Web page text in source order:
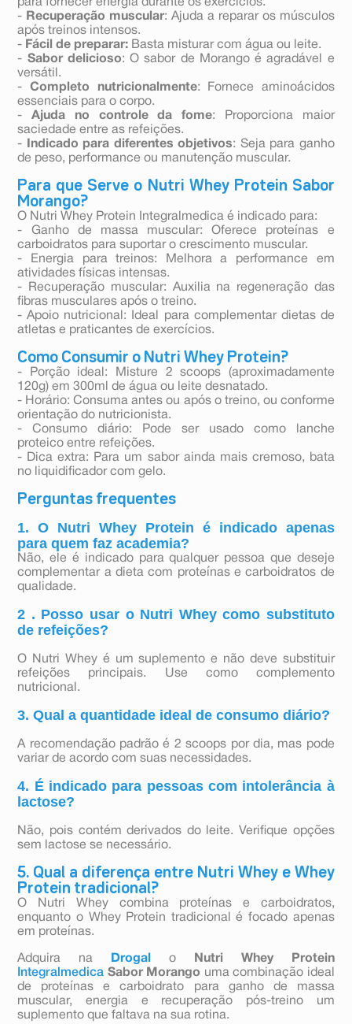
para fornecer energia durante os exercícios.
- Recuperação muscular: Ajuda a reparar os músculos
após treinos intensos.
- Fácil de preparar: Basta misturar com água ou leite.
- Sabor delicioso: O sabor de Morango é agradável e
versátil.
- Completo nutricionalmente: Fornece aminoácidos
essenciais para o corpo.
-Ajuda no controle da fome: Proporciona maior
saciedade entre as refeições.
-
Indicado para diferentes objetivos: Seja para ganho
de peso, performance ou manutenção muscular.
Para que Serve o Nutri Whey Protein Sabor
Morango?
O Nutri Whey Protein Integralmedica é indicado para:
- Ganho de massa muscular: Oferece proteínas e
carboidratos para suportar o crescimento muscular.
- Energia para treinos: Melhora a performance em
atividades físicas intensas.
- Recuperação muscular: Auxilia na regeneração das
fibras musculares após o treino.
- Apoio nutricional: Ideal para complementar dietas de
atletas e praticantes de exercícios.
Como Consumir o Nutri Whey Protein?
- Porção ideal: Misture 2 scoops (aproximadamente
120g) em 300ml de água ou leite desnatado.
- Horário: Consuma antes ou após o treino, ou conforme
orientação do nutricionista.
- Consumo diário: Pode ser usado como lanche
proteico entre refeições.
- Dica extra: Para um sabor ainda mais cremoso, bata
no liquidificador com gelo.
Perguntas frequentes
1. O Nutri Whey Protein é indicado apenas
para quem faz academia?
Não, ele é indicado para qualquer pessoa que deseje
complementar a dieta com proteínas e carboidratos de
qualidade.
2 . Posso usar o Nutri Whey como substituto
de refeições?
O Nutri Whey é um suplemento e não deve substituir
refeições principais. Use como complemento
nutricional.
3. Qual a quantidade ideal de consumo diário?
A recomendação padrão é 2 scoops por dia, mas pode
variar de acordo com suas necessidades.
4. É indicado para pessoas com intolerância à
lactose?
Não, pois contém derivados do leite. Verifique opções
sem lactose se necessário.
5. Qual a diferença entre Nutri Whey e Whey
Protein tradicional?
O Nutri Whey combina proteínas e carboidratos,
enquanto o Whey Protein tradicional é focado apenas
em proteínas.
Adquira na Drogal o
Nutri Whey Protein
Integralmedica Sabor Morango uma combinação ideal
de proteínas e carboidrato para ganho de massa
muscular, energia e recuperação pós-treino um
suplemento que faltava na sua rotina.